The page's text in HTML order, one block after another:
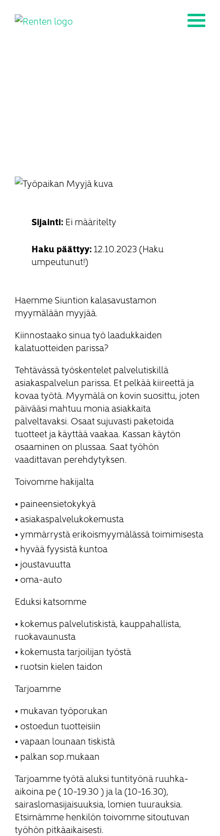
Sijainti: Ei määritelty
Haku päättyy: 12.10.2023 (Haku
umpeutunut!)
Haemme Siuntion kalasavustamon
myymälään myyjää.
Kiinnostaako sinua työ laadukkaiden
kalatuotteiden parissa?
Tehtävässä työskentelet palvelutiskillä
asiakaspalvelun parissa. Et pelkää kiireettä ja
kovaa työtä. Myymälä on kovin suosittu, joten
päivääsi mahtuu monia asiakkaita
palveltavaksi. Osaat sujuvasti paketoida
tuotteet ja käyttää vaakaa. Kassan käytön
osaaminen on plussaa. Saat työhön
vaadittavan perehdytyksen.
Toivomme hakijalta
paineensietokykyä
asiakaspalvelukokemusta
ymmärrystä erikoismyymälässä toimimisesta
hyvää fyysistä kuntoa
joustavuutta
oma-auto
Eduksi katsomme
kokemus palvelutiskistä, kauppahallista,
ruokavaunusta
kokemusta tarjoilijan työstä
ruotsin kielen taidon
Tarjoamme
mukavan työporukan
ostoedun tuotteisiin
vapaan lounaan tiskistä
palkan sop.mukaan
Tarjoamme työtä aluksi tuntityönä ruuhka-
aikoina pe ( 10-19.30 ) ja la (10-16.30),
sairaslomasijaisuuksia, lomien tuurauksia.
Etsimämme henkilön toivomme sitoutuvan
työhön pitkäaikaisesti.